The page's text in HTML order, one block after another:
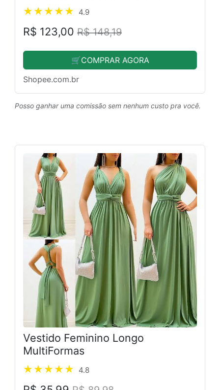
4.9
R$ 123,00 R$ 148,19
🛒COMPRAR AGORA
Shopee.com.br
Posso ganhar uma comissão sem nenhum custo pra você.
Vestido Feminino Longo
MultiFormas
4.8